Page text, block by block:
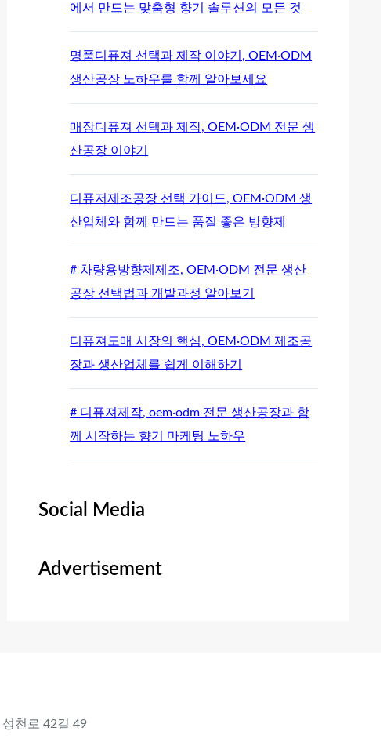
에서 만드는 맞춤형 향기 솔루션의 모든 것
명품디퓨져 선택과 제작 이야기, OEM·ODM
생산공장 노하우를 함께 알아보세요
매장디퓨져 선택과 제작, OEM·ODM 전문 생
산공장 이야기
디퓨저제조공장 선택 가이드, OEM·ODM 생
산업체와 함께 만드는 품질 좋은 방향제
# 차량용방향제제조, OEM·ODM 전문 생산
공장 선택법과 개발과정 알아보기
디퓨져도매 시장의 핵심, OEM·ODM 제조공
장과 생산업체를 쉽게 이해하기
# 디퓨져제작, oem·odm 전문 생산공장과 함
께 시작하는 향기 마케팅 노하우
Social Media
Advertisement
천로 42길 49